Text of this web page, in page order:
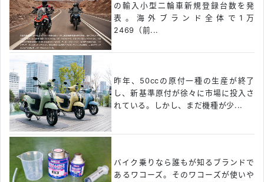
の輸入小型二輪車新規登録台数を発
表。海外ブランド全体で1万
2469（前...
昨年、50ccの原付一種の生産が終了
し、新基準原付が徐々に市場に投入さ
れている。しかし、まだ機種が少...
バイク乗りなら誰もが知るブランドで
あるワコーズ。そのワコーズが使いや